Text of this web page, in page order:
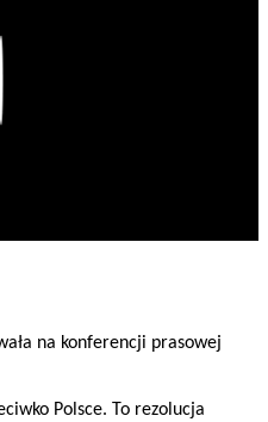
na konferencji prasowej
Polsce. To rezolucja